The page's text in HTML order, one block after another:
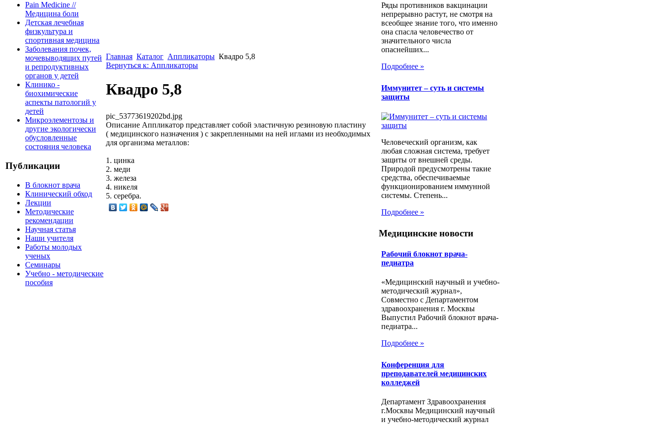
Pain Medicine //
Медицина боли
Детская лечебная
физкультура и
спортивная медицина
Заболевания почек,
мочевыводящих путей
и репродуктивных
органов у детей
Клинико -
биохимические
аспекты патологий у
детей
Микроэлементозы и
другие экологически
обусловленные
состояния человека
Публикации
В блокнот врача
Клинический обход
Лекции
Методические
рекомендации
Научная статья
Наши учителя
Работы молодых
ученых
Семинары
Учебно - методические
пособия
Главная Каталог Аппликаторы Квадро 5,8
Вернуться к: Аппликаторы
Квадро 5,8
pic_53773619202bd.jpg
Описание Аппликатор представляет собой эластичную резиновую пластину
( медицинского назначения ) с закрепленными на ней иглами из необходимых
для организма металлов:
1. цинка
2. меди
3. железа
4. никеля
5. серебра.
Ряды противников вакцинации
непрерывно растут, не смотря на
всеобщее знание того, что именно
она спасла человечество от
значительного числа
опаснейших...
Подробнее »
Иммунитет – суть и системы
защиты
Человеческий организм, как
любая сложная система, требует
защиты от внешней среды.
Природой предусмотрены такие
средства, обеспечиваемые
функционированием иммунной
системы. Степень...
Подробнее »
Медицинские новости
Рабочий блокнот врача-
педиатра
«Медицинский научный и учебно-
методический журнал»,
Совместно с Департаментом
здравоохранения г. Москвы
Выпустил Рабочий блокнот врача-
педиатра...
Подробнее »
Конференция для
преподавателей медицинских
колледжей
Департамент Здравоохранения
г.Москвы Медицинский научный
и учебно-методический журнал